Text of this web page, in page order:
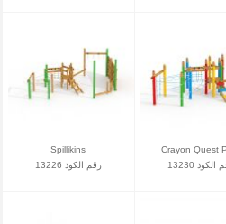
Spillikins
رقم الكود 13226
Crayon Quest
13230